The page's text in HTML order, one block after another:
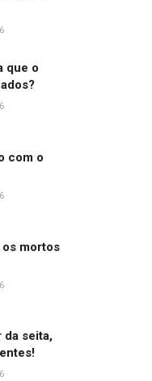
que o
com o
os mortos
da seita,